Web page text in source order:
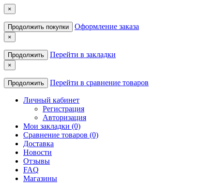
×
Продолжить покупки Оформление заказа
×
Продолжить Перейти в закладки
×
Продолжить Перейти в сравнение товаров
Личный кабинет
Регистрация
Авторизация
Мои закладки (0)
Сравнение товаров (0)
Доставка
Новости
Отзывы
FAQ
Магазины